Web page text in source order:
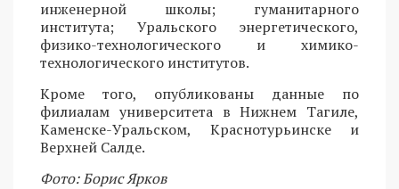
инженерной школы; гуманитарного
института; Уральского энергетического,
физико-технологического и химико-
технологического институтов.
Кроме того, опубликованы данные по
филиалам университета в Нижнем Тагиле,
Каменске-Уральском, Краснотурьинске и
Верхней Салде.
Фото: Борис Ярков